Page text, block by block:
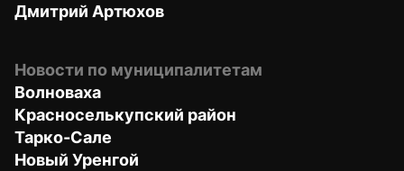
Дмитрий Артюхов
Новости по муниципалитетам
Волноваха
Красноселькупский район
Тарко-Сале
Новый Уренгой